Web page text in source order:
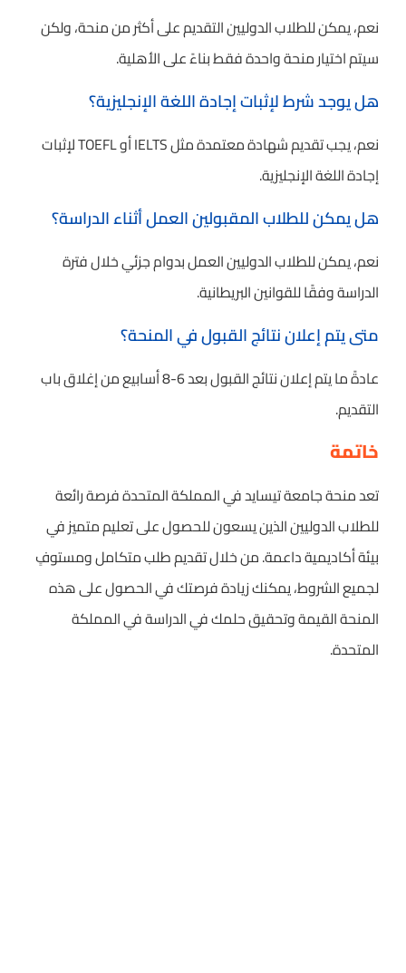
نعم، يمكن للطلاب الدوليين التقديم على أكثر من منحة، ولكن
سيتم اختيار منحة واحدة فقط بناءً على الأهلية.
هل يوجد شرط لإثبات إجادة اللغة الإنجليزية؟
نعم، يجب تقديم شهادة معتمدة مثل IELTS أو TOEFL لإثبات
إجادة اللغة الإنجليزية.
هل يمكن للطلاب المقبولين العمل أثناء الدراسة؟
نعم، يمكن للطلاب الدوليين العمل بدوام جزئي خلال فترة
الدراسة وفقًا للقوانين البريطانية.
متى يتم إعلان نتائج القبول في المنحة؟
عادةً ما يتم إعلان نتائج القبول بعد 6-8 أسابيع من إغلاق باب
التقديم.
خاتمة
تعد منحة جامعة تيسايد في المملكة المتحدة فرصة رائعة
للطلاب الدوليين الذين يسعون للحصول على تعليم متميز في
بيئة أكاديمية داعمة. من خلال تقديم طلب متكامل ومستوفٍ
لجميع الشروط، يمكنك زيادة فرصتك في الحصول على هذه
المنحة القيمة وتحقيق حلمك في الدراسة في المملكة
المتحدة.